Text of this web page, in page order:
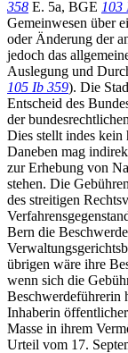
358 E. 5a, BGE 103
Gemeinwesen über
oder Änderung der
jedoch das
Auslegung und
105 Ib 359). Die
Entscheid des
der
Dies stellt indes kein
Daneben mag
zur Erhebung von
stehen. Die
des streitigen
Bern die
übrigen wäre ihre
wenn sich die
Beschwerdeführerin
Inhaberin
Masse in ihrem
Urteil vom 17.